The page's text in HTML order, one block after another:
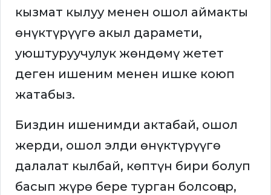
кызмат кылуу менен ошол аймакты
өнүктүрүүгө акыл дарамети,
уюштуруучулук жөндөмү жетет
деген ишеним менен ишке коюп
жатабыз.
Биздин ишенимди актабай, ошол
жерди, ошол элди өнүктүрүүгө
далалат кылбай, көптүн бири болуп
басып жүрө бере турган болсоңор,